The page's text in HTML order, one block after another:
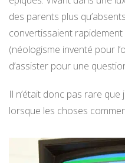
des parents plus
convertissaient
(néologisme inventé pour
d’assister pour une
Il n’était donc pas rare
lorsque les choses